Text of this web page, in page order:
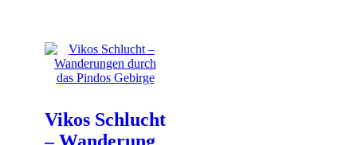
Vikos Schlucht
– Wanderung